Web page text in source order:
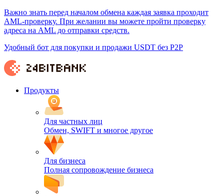
Важно знать перед началом обмена каждая заявка проходит
AML-проверку. При желании вы можете пройти проверку
адреса на AML до отправки средств.
Удобный бот для покупки и продажи USDT без P2P
Продукты
Для частных лиц
Обмен, SWIFT и многое другое
Для бизнеса
Полная сопровождение бизнеса